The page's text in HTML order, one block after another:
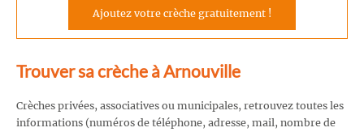
Ajoutez votre crèche gratuitement !
Trouver sa crèche à Arnouville
Crèches privées, associatives ou municipales, retrouvez toutes les
informations (numéros de téléphone, adresse, mail, nombre de